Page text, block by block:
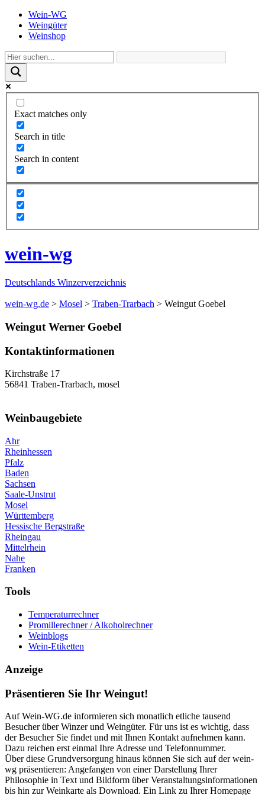
Wein-WG
Weingüter
Weinshop
Exact matches only
Search in title
Search in content
wein-wg
Deutschlands Winzerverzeichnis
wein-wg.de > Mosel > Traben-Trarbach > Weingut Goebel
Weingut Werner Goebel
Kontaktinformationen
Kirchstraße 17
56841 Traben-Trarbach, mosel
Weinbaugebiete
Ahr
Rheinhessen
Pfalz
Baden
Sachsen
Saale-Unstrut
Mosel
Württemberg
Hessische Bergstraße
Rheingau
Mittelrhein
Nahe
Franken
Tools
Temperaturrechner
Promillerechner / Alkoholrechner
Weinblogs
Wein-Etiketten
Anzeige
Präsentieren Sie Ihr Weingut!
Auf Wein-WG.de informieren sich monatlich etliche tausend
Besucher über Winzer und Weingüter. Für uns ist es wichtig, dass
der Besucher Sie findet und mit Ihnen Kontakt aufnehmen kann.
Dazu reichen erst einmal Ihre Adresse und Telefonnummer.
Über diese Grundversorgung hinaus können Sie sich auf der wein-
wg präsentieren: Angefangen von einer Darstellung Ihrer
Philosophie in Text und Bildform über Veranstaltungsinformationen
bis hin zur Weinkarte als Download. Ein Link zu Ihrer Homepage